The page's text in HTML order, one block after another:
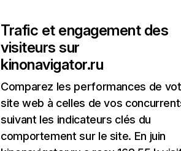
Trafic et engagement des
visiteurs sur
kinonavigator.ru
Comparez les performances de
site web à celles de vos
suivant les indicateurs clés du
comportement sur le site. En juin